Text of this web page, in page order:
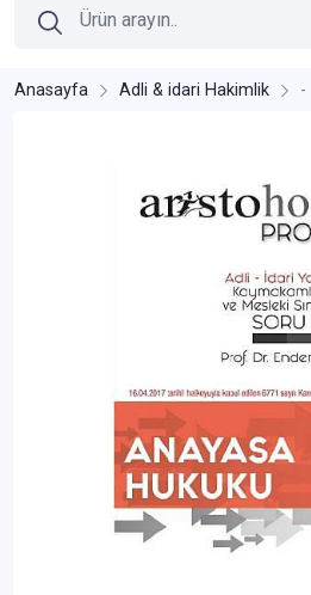
Anasayfa Adli & idari Hakimlik -